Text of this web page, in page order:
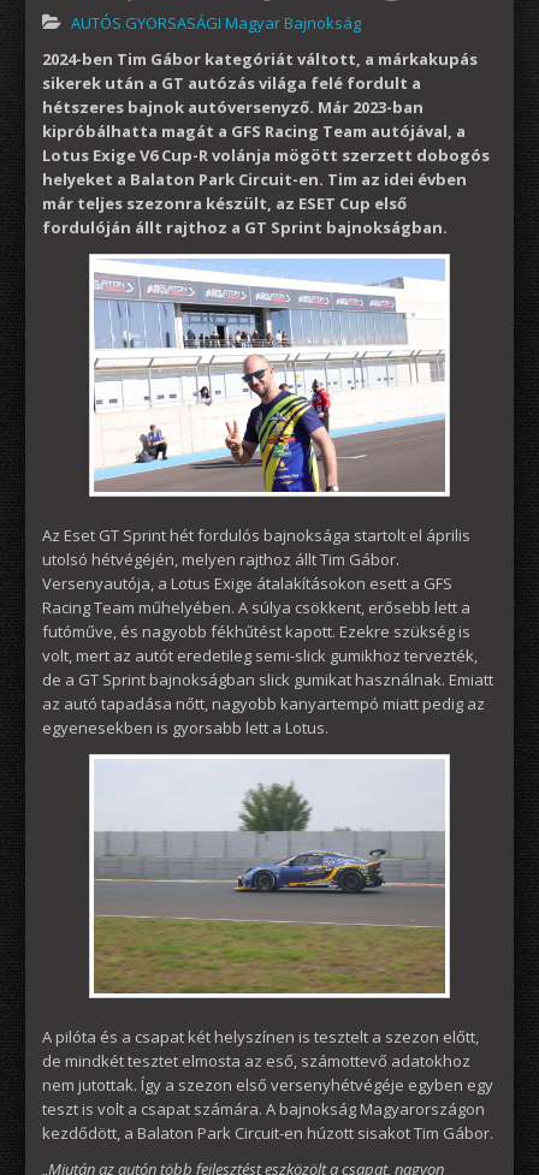
AUTÓS GYORSASÁGI Magyar Bajnokság
2024-ben Tim Gábor kategóriát váltott, a márkakupás
sikerek után a GT autózás világa felé fordult a
hétszeres bajnok autóversenyző. Már 2023-ban
kipróbálhatta magát a GFS Racing Team autójával, a
Lotus Exige V6 Cup-R volánja mögött szerzett dobogós
helyeket a Balaton Park Circuit-en. Tim az idei évben
már teljes szezonra készült, az ESET Cup első
fordulóján állt rajthoz a GT Sprint bajnokságban.
Az Eset GT Sprint hét fordulós bajnoksága startolt el április
utolsó hétvégéjén, melyen rajthoz állt Tim Gábor.
Versenyautója, a Lotus Exige átalakításokon esett a GFS
Racing Team műhelyében. A súlya csökkent, erősebb lett a
futóműve, és nagyobb fékhűtést kapott. Ezekre szükség is
volt, mert az autót eredetileg semi-slick gumikhoz tervezték,
de a GT Sprint bajnokságban slick gumikat használnak. Emiatt
az autó tapadása nőtt, nagyobb kanyartempó miatt pedig az
egyenesekben is gyorsabb lett a Lotus.
A pilóta és a csapat két helyszínen is tesztelt a szezon előtt,
de mindkét tesztet elmosta az eső, számottevő adatokhoz
nem jutottak. Így a szezon első versenyhétvégéje egyben egy
teszt is volt a csapat számára. A bajnokság Magyarországon
kezdődött, a Balaton Park Circuit-en húzott sisakot Tim Gábor.
„Miután az autón több fejlesztést eszközölt a csapat, nagyon